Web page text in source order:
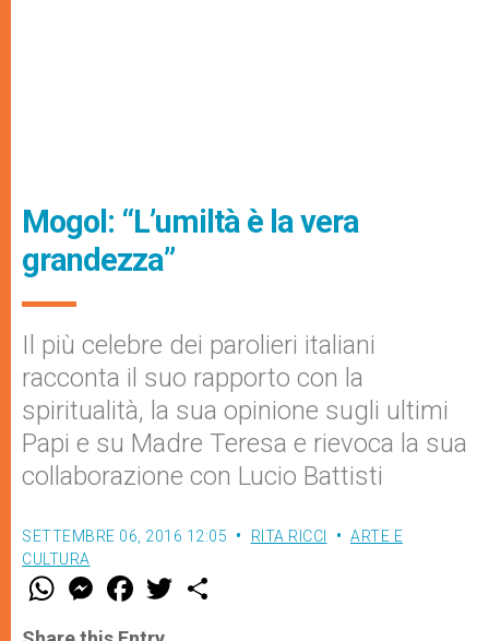
Mogol: “L’umiltà è la vera
grandezza”
Il più celebre dei parolieri italiani
racconta il suo rapporto con la
spiritualità, la sua opinione sugli ultimi
Papi e su Madre Teresa e rievoca la sua
collaborazione con Lucio Battisti
SETTEMBRE 06, 2016 12:05 RITA RICCI
ARTE E
CULTURA
W
t
M
e
s
F
a
e
w